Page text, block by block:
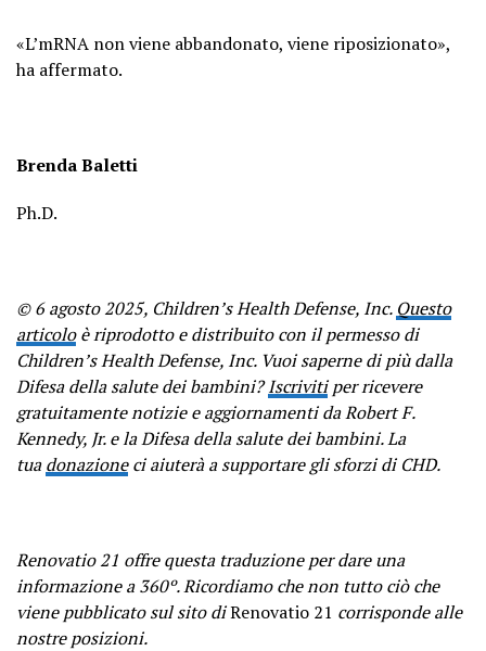
«L’mRNA non viene abbandonato, viene riposizionato»,
ha affermato.
Brenda Baletti
Ph.D.
© 6 agosto 2025, Children’s Health Defense, Inc. Questo
articoloè riprodotto e distribuito con il permesso di
Children’s Health Defense, Inc. Vuoi saperne di più dalla
Difesa della salute dei bambini?Iscrivitiper ricevere
gratuitamente notizie e aggiornamenti da Robert F.
Kennedy, Jr. e la Difesa della salute dei bambini. La
tuadonazioneci aiuterà a supportare gli sforzi di CHD.
Renovatio 21 offre questa traduzione per dare una
informazione a 360º. Ricordiamo che non tutto ciò che
viene pubblicato sul sito diRenovatio 21 corrisponde alle
nostre posizioni.